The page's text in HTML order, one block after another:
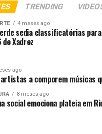
TRENDING
4 meses ago
sedia classificatórias para
Xadrez
ago
a comporem músicas
8 meses ago
social emociona plateia em